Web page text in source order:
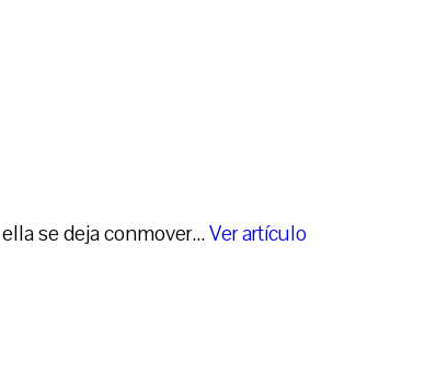
se deja conmover...Ver artículo